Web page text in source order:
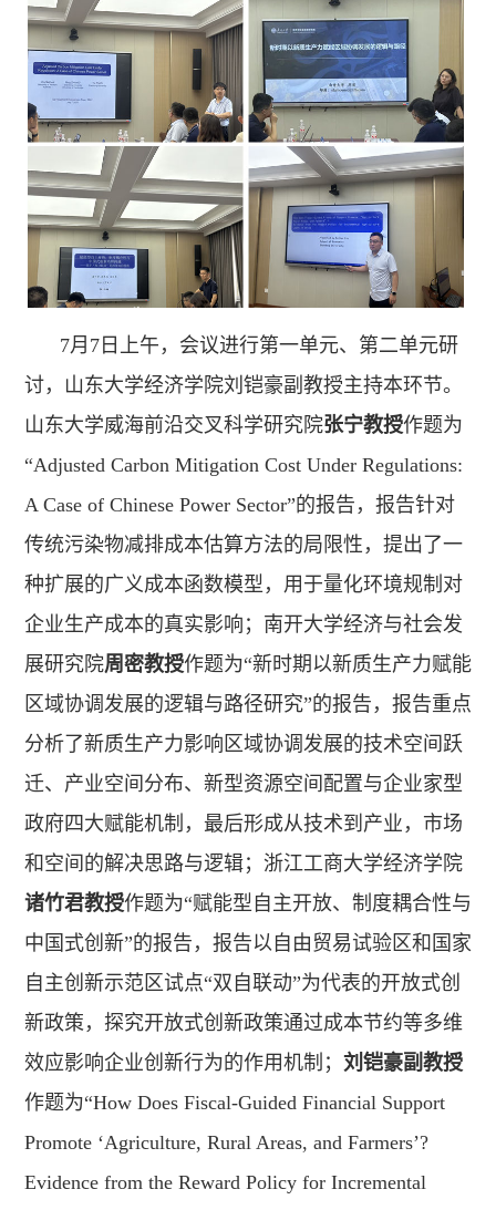
7月7日上午，会议进行第一单元、第二单元研
讨，山东大学经济学院刘铠豪副教授主持本环节。
山东大学威海前沿交叉科学研究院张宁教授作题为
“Adjusted Carbon Mitigation Cost Under Regulations:
A Case of Chinese Power Sector”的报告，报告针对
传统污染物减排成本估算方法的局限性，提出了一
种扩展的广义成本函数模型，用于量化环境规制对
企业生产成本的真实影响；南开大学经济与社会发
展研究院周密教授作题为“新时期以新质生产力赋能
区域协调发展的逻辑与路径研究”的报告，报告重点
分析了新质生产力影响区域协调发展的技术空间跃
迁、产业空间分布、新型资源空间配置与企业家型
政府四大赋能机制，最后形成从技术到产业，市场
和空间的解决思路与逻辑；浙江工商大学经济学院
诸竹君教授作题为“赋能型自主开放、制度耦合性与
中国式创新”的报告，报告以自由贸易试验区和国家
自主创新示范区试点“双自联动”为代表的开放式创
新政策，探究开放式创新政策通过成本节约等多维
效应影响企业创新行为的作用机制； 刘铠豪副教授
作题为“How Does Fiscal-Guided Financial Support
Promote ‘Agriculture, Rural Areas, and Farmers’?
Evidence from the Reward Policy for Incremental